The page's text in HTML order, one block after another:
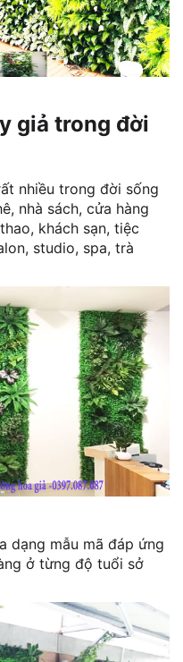
giả trong đời
nhiều trong đời sống
nhà sách, cửa hàng
khách sạn, tiệc
studio, spa, trà
dạng mẫu mã đáp ứng
ở từng độ tuổi sở